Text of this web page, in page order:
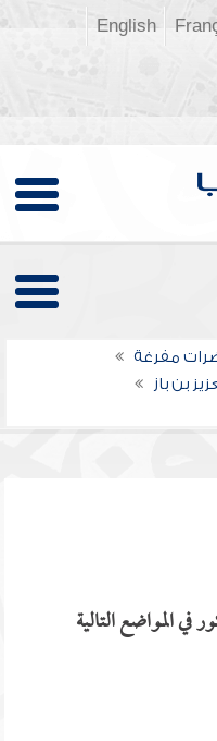
English
مفرغة
بن باز
المواضع التالية